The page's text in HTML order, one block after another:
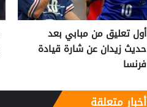
أول تعليق من مبابي بعد
حديث زيدان عن شارة قيادة
فرنسا
أخبار متعلقة